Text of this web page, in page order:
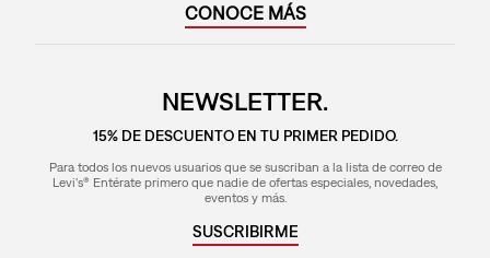
CONOCE MÁS
NEWSLETTER.
15% DE DESCUENTO EN TU PRIMER PEDIDO.
Para todos los nuevos usuarios que se suscriban a la lista de correo de
Levi's® Entérate primero que nadie de ofertas especiales, novedades,
eventos y más.
SUSCRIBIRME